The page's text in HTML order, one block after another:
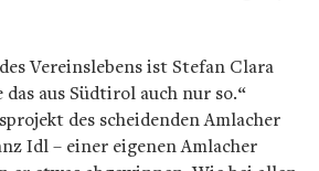
Vereinslebens ist Stefan Clara
aus Südtirol auch nur so.“
des scheidenden Amlacher
Idl – einer eigenen Amlacher